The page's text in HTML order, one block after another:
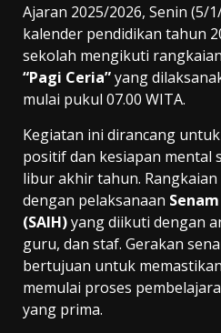
Ajaran 2025/2026, Senin (5/
kalender pendidikan tahun
sekolah mengikuti
“Pagi Ceria”yang
mulai pukul 07.00 WITA.
Kegiatan ini dirancang
positif dan kesiapan mental
libur akhir tahun. Rangkaian
dengan pelaksanaan
(SAIH)yang diikuti dengan
guru, dan staf. Gerakan
bertujuan untuk
memulai proses
yang prima.